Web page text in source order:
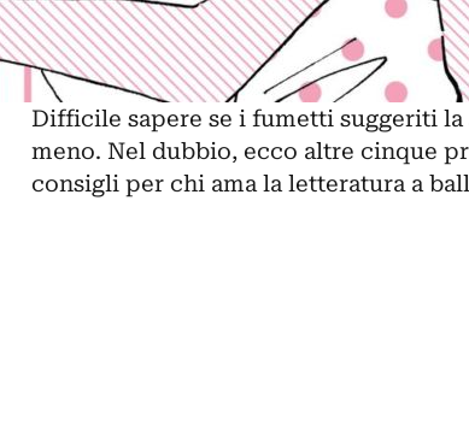
Difficile sapere se i fumettisuggeriti la
meno. Nel dubbio, ecco altre cinque
consigli per chi ama la letteratura a